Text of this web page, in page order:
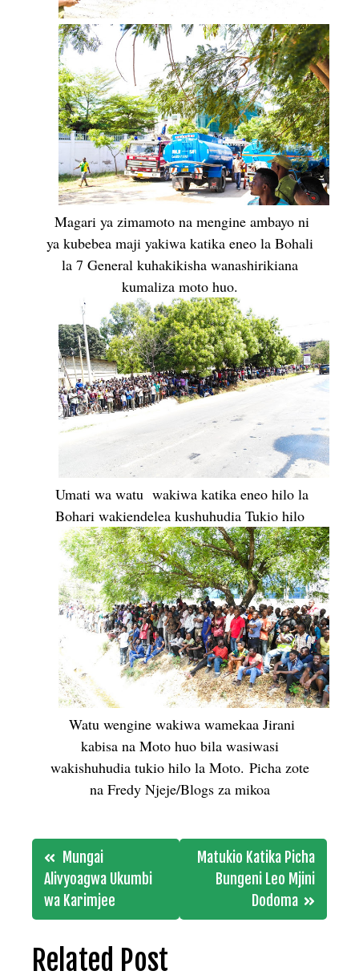
Magari ya zimamoto na mengine ambayo ni
ya kubebea maji yakiwa katika eneo la Bohali
la 7 General kuhakikisha wanashirikiana
kumaliza moto huo.
Umati wa watu wakiwa katika eneo hilo la
Bohari wakiendelea kushuhudia Tukio hilo
Watu wengine wakiwa wamekaa Jirani
kabisa na Moto huo bila wasiwasi
wakishuhudia tukio hilo la Moto. Picha zote
na Fredy Njeje/Blogs za mikoa
Post
navigation
Mungai
Alivyoagwa Ukumbi
wa Karimjee
Matukio Katika Picha
Bungeni Leo Mjini
Dodoma
Related Post